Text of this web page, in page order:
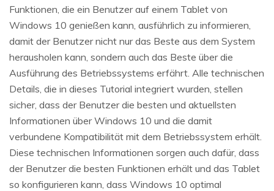
Funktionen, die ein Benutzer auf einem Tablet von
Windows 10 genießen kann, ausführlich zu informieren,
damit der Benutzer nicht nur das Beste aus dem System
herausholen kann, sondern auch das Beste über die
Ausführung des Betriebssystems erfährt. Alle technischen
Details, die in dieses Tutorial integriert wurden, stellen
sicher, dass der Benutzer die besten und aktuellsten
Informationen über Windows 10 und die damit
verbundene Kompatibilität mit dem Betriebssystem erhält.
Diese technischen Informationen sorgen auch dafür, dass
der Benutzer die besten Funktionen erhält und das Tablet
so konfigurieren kann, dass Windows 10 optimal